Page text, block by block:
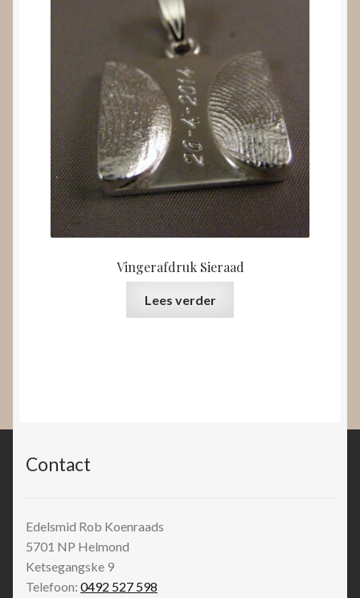
Vingerafdruk Sieraad
Lees verder
Contact
Edelsmid Rob Koenraads
5701 NP Helmond
Ketsegangske 9
Telefoon: 0492 527 598